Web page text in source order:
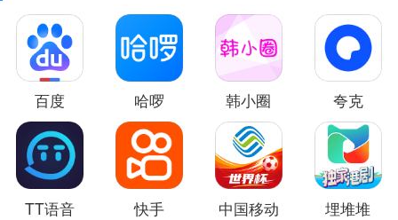
百度 哈啰 韩小圈 夸克
TT语音 快手 中国移动 埋堆堆